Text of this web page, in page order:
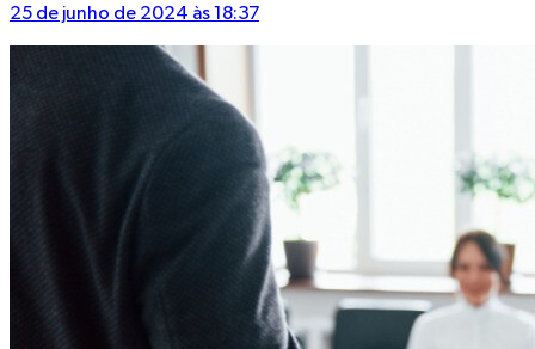
25 de junho de 2024 às 18:37